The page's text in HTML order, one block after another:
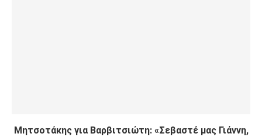
Μητσοτάκης για Βαρβιτσιώτη: «Σεβαστέ μας Γιάννη,